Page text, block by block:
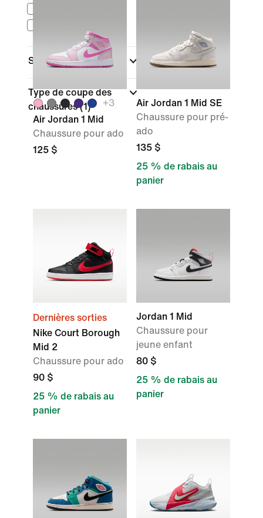
Sport
Type de coupe des
chaussures(1) +3
Air Jordan 1 Mid
Chaussure pour ado
125 $
Air Jordan 1 Mid SE
Chaussure pour pré-
ado
135 $
25 % de rabais au
panier
Dernières sorties
Nike Court Borough
Mid 2
Chaussure pour ado
90 $
25 % de rabais au
panier
Jordan 1 Mid
Chaussure pour
jeune enfant
80 $
25 % de rabais au
panier